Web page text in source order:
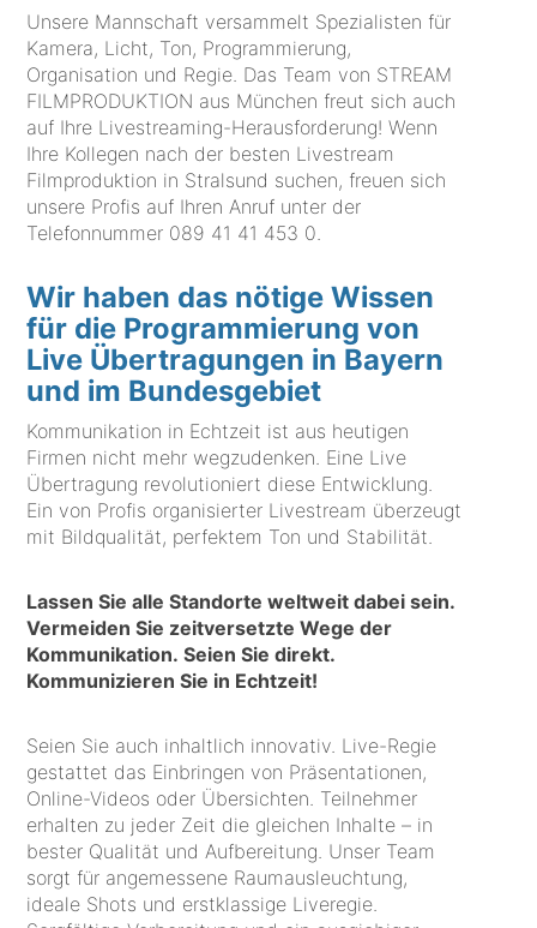
Unsere Mannschaft versammelt Spezialisten für
Kamera, Licht, Ton, Programmierung,
Organisation und Regie. Das Team von STREAM
FILMPRODUKTION aus München freut sich auch
auf Ihre Livestreaming-Herausforderung! Wenn
Ihre Kollegen nach der besten Livestream
Filmproduktion in Stralsund suchen, freuen sich
unsere Profis auf Ihren Anruf unter der
Telefonnummer 089 41 41 453 0
Wir haben das nötige Wissen
für die Programmierung von
Live Übertragungen in Bayern
und im Bundesgebiet
Kommunikation in Echtzeit ist aus heutigen
Firmen nicht mehr wegzudenken. Eine Live
Übertragung revolutioniert diese Entwicklung.
Ein von Profis organisierter Livestream überzeugt
mit Bildqualität, perfektem Ton und Stabilität.
Lassen Sie alle Standorte weltweit dabei sein.
Vermeiden Sie zeitversetzte Wege der
Kommunikation. Seien Sie direkt.
Kommunizieren Sie in Echtzeit!
Seien Sie auch inhaltlich innovativ. Live-Regie
gestattet das Einbringen von Präsentationen,
Online-Videos oder Übersichten. Teilnehmer
erhalten zu jeder Zeit die gleichen Inhalte – in
bester Qualität und Aufbereitung. Unser Team
sorgt für angemessene Raumausleuchtung,
ideale Shots und erstklassige Liveregie.